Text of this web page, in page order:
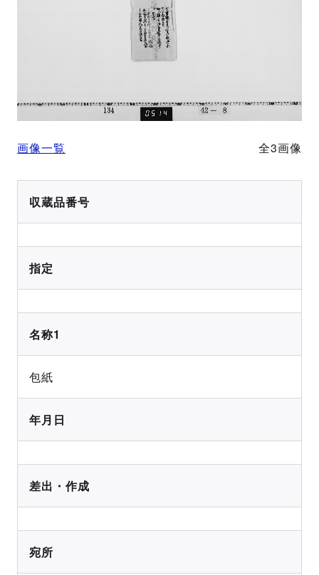
画像一覧 全3画像
収蔵品番号
指定
名称1
包紙
年月日
差出・作成
宛所